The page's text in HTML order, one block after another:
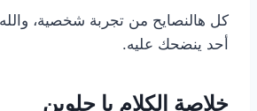
كل هالنصايح من تجربة شخصية،
أحد ينضحك عليه.
خلاصة الكلام يا حلوين